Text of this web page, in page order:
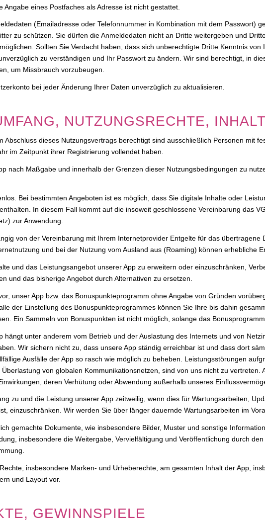
Angabe eines Postfaches als Adresse ist nicht gestattet.
(Emailadresse oder Telefonnummer in Kombination mit dem Passwort)
zu schützen. Sie dürfen die Anmeldedaten nicht an Dritte weitergeben und
Sollten Sie Verdacht haben, dass sich unberechtigte Dritte Kenntnis von
zu verständigen und Ihr Passwort zu ändern. Wir sind berechtigt, in
um Missbrauch vorzubeugen.
bei jeder Änderung Ihrer Daten unverzüglich zu aktualisieren.
NUTZUNGSRECHTE,
Abschluss dieses Nutzungsvertrags berechtigt sind ausschließlich Personen mit
im Zeitpunkt ihrer Registrierung vollendet haben.
nach Maßgabe und innerhalb der Grenzen dieser Nutzungsbedingungen zu
Bei bestimmten Angeboten ist es möglich, dass Sie digitale Inhalte oder
In diesem Fall kommt auf die insoweit geschlossene Vereinbarung das
zur Anwendung.
von der Vereinbarung mit Ihrem Internetprovider Entgelte für das übertragene
und bei der Nutzung vom Ausland aus (Roaming) können erhebliche
und das Leistungsangebot unserer App zu erweitern oder einzuschränken,
und das bisherige Angebot durch Alternativen zu ersetzen.
unser App bzw. das Bonuspunkteprogramm ohne Angabe von Gründen
der Einstellung des Bonuspunkteprogrammes können Sie Ihre bis dahin
Ein Sammeln von Bonuspunkten ist nicht möglich, solange das
hängt unter anderem vom Betrieb und der Auslastung des Internets und von
Wir sichern nicht zu, dass unsere App ständig erreichbar ist und dass dort
Ausfälle der App so rasch wie möglich zu beheben. Leistungsstörungen
von globalen Kommunikationsnetzen, sind von uns nicht zu vertreten.
deren Verhütung oder Abwendung außerhalb unseres
zu und die Leistung unserer App zeitweilig, wenn dies für Wartungsarbeiten,
einzuschränken. Wir werden Sie über länger dauernde Wartungsarbeiten im
gemachte Dokumente, wie insbesondere Bilder, Muster und sonstige
insbesondere die Weitergabe, Vervielfältigung und Veröffentlichung durch
insbesondere Marken- und Urheberechte, am gesamten Inhalt der App,
und Layout vor.
GEWINNSPIELE